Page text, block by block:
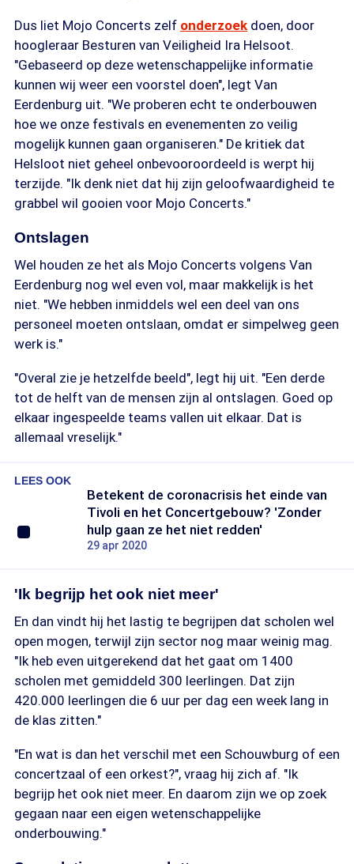
Dus liet Mojo Concerts zelf onderzoek doen, door
hoogleraar Besturen van Veiligheid Ira Helsoot.
"Gebaseerd op deze wetenschappelijke informatie
kunnen wij weer een voorstel doen", legt Van
Eerdenburg uit. "We proberen echt te onderbouwen
hoe we onze festivals en evenementen zo veilig
mogelijk kunnen gaan organiseren." De kritiek dat
Helsloot niet geheel onbevooroordeeld is werpt hij
terzijde. "Ik denk niet dat hij zijn geloofwaardigheid te
grabbel wil gooien voor Mojo Concerts."
Ontslagen
Wel houden ze het als Mojo Concerts volgens Van
Eerdenburg nog wel even vol, maar makkelijk is het
niet. "We hebben inmiddels wel een deel van ons
personeel moeten ontslaan, omdat er simpelweg geen
werk is."
"Overal zie je hetzelfde beeld", legt hij uit. "Een derde
tot de helft van de mensen zijn al ontslagen. Goed op
elkaar ingespeelde teams vallen uit elkaar. Dat is
allemaal vreselijk."
LEES OOK
Betekent de coronacrisis het einde van
Tivoli en het Concertgebouw? 'Zonder
hulp gaan ze het niet redden'
29 apr 2020
'Ik begrijp het ook niet meer'
En dan vindt hij het lastig te begrijpen dat scholen wel
open mogen, terwijl zijn sector nog maar weinig mag.
"Ik heb even uitgerekend dat het gaat om 1400
scholen met gemiddeld 300 leerlingen. Dat zijn
420.000 leerlingen die 6 uur per dag een week lang in
de klas zitten."
"En wat is dan het verschil met een Schouwburg of een
concertzaal of een orkest?", vraag hij zich af. "Ik
begrijp het ook niet meer. En daarom zijn we op zoek
gegaan naar een eigen wetenschappelijke
onderbouwing."